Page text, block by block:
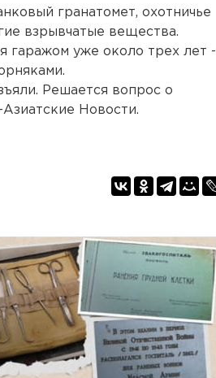
гранатомет, охотничье
взрывчатые вещества.
гаражом уже около трех лет -
Решается вопрос о
Новости.